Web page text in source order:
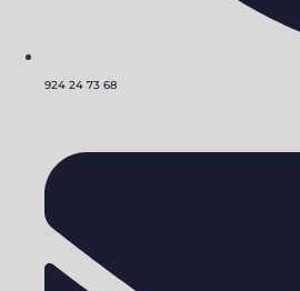
924 24 73 68